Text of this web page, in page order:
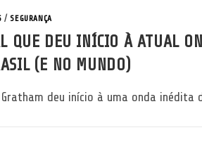
/ SEGURANÇA
QUE DEU INÍCIO À ATUAL
(E NO MUNDO)
deu início à uma onda inédita